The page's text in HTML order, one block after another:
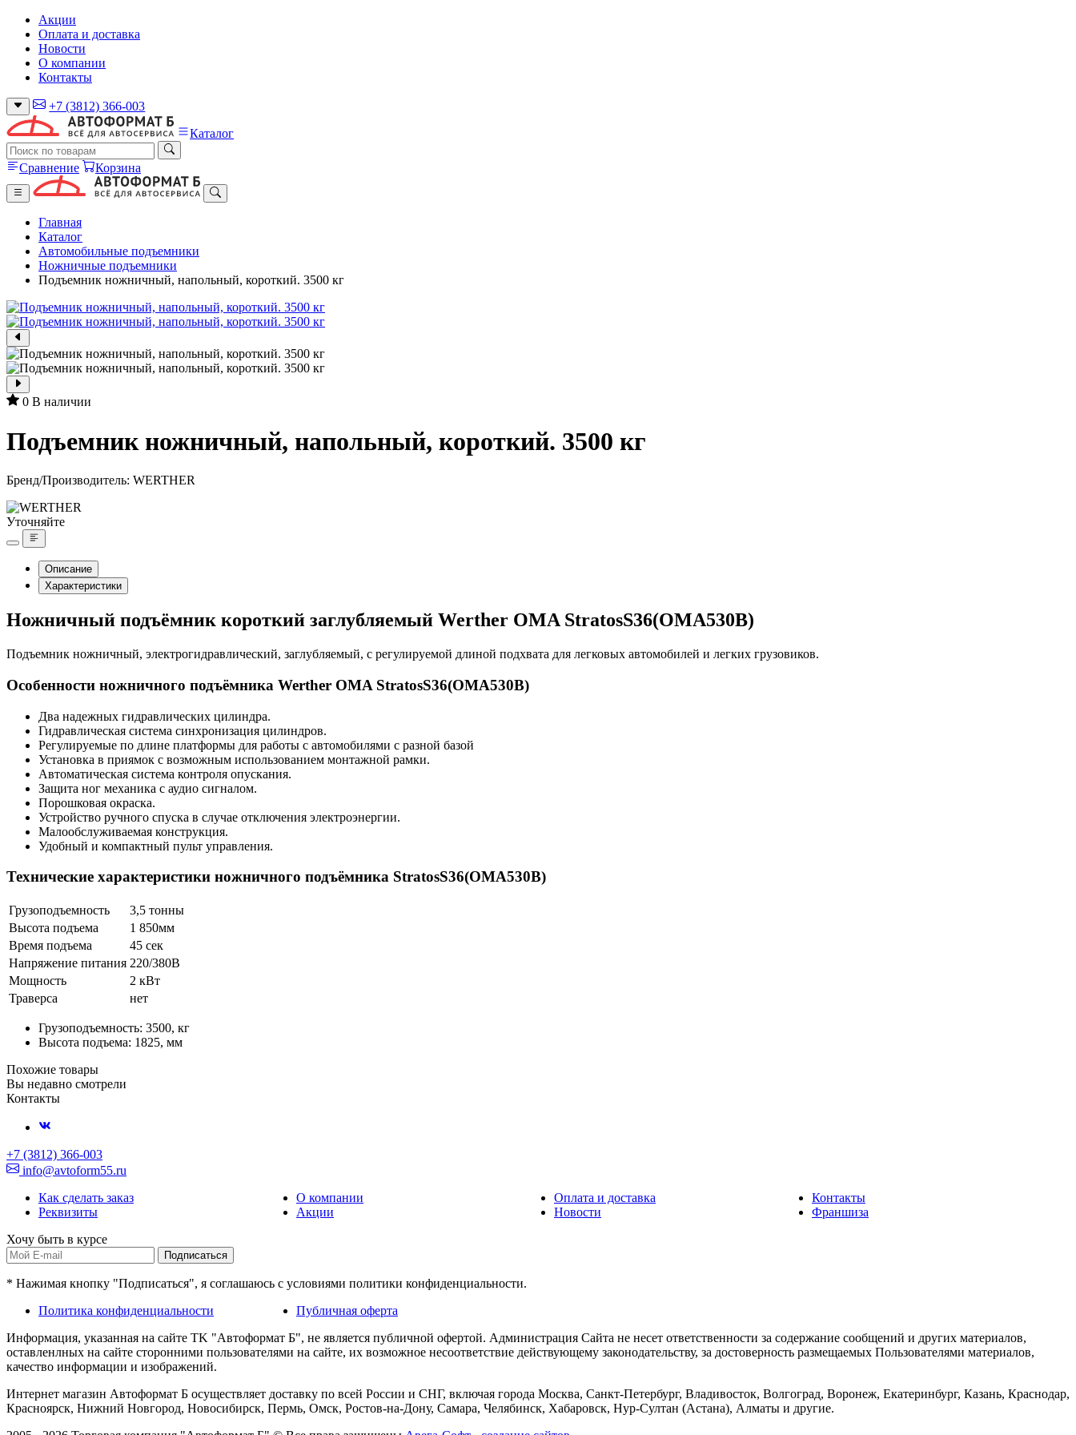
Акции
Оплата и доставка
Новости
О компании
Контакты
+7 (3812) 366-003
Каталог
Сравнение Корзина
Главная
Каталог
Автомобильные подъемники
Ножничные подъемники
Подъемник ножничный, напольный, короткий. 3500 кг
0 В наличии
Подъемник ножничный, напольный, короткий. 3500 кг
Бренд/Производитель: WERTHER
Уточняйте
Описание
Характеристики
Ножничный подъёмник короткий заглубляемый Werther OMA StratosS36(OMA530B)
Подъемник ножничный, электрогидравлический, заглубляемый, с регулируемой длиной подхвата для легковых автомобилей и легких грузовиков.
Особенности ножничного подъёмника Werther OMA StratosS36(OMA530B)
Два надежных гидравлических цилиндра.
Гидравлическая система синхронизация цилиндров.
Регулируемые по длине платформы для работы с автомобилями с разной базой
Установка в приямок с возможным использованием монтажной рамки.
Автоматическая система контроля опускания.
Защита ног механика с аудио сигналом.
Порошковая окраска.
Устройство ручного спуска в случае отключения электроэнергии.
Малообслуживаемая конструкция.
Удобный и компактный пульт управления.
Технические характеристики ножничного подъёмника StratosS36(OMA530B)
Грузоподъемность
3,5 тонны
Высота подъема
1 850мм
Время подъема
45 сек
Напряжение питания 220/380В
Мощность
2 кВт
Траверса
нет
Грузоподъемность: 3500, кг
Высота подъема: 1825, мм
Похожие товары
Вы недавно смотрели
Контакты
+7 (3812) 366-003
info@avtoform55.ru
Как сделать заказ
О компании Оплата и доставка
Контакты
Реквизиты
Акции Новости
Франшиза
Хочу быть в курсе
Подписаться
* Нажимая кнопку "Подписаться", я соглашаюсь с условиями политики конфиденциальности.
Политика конфиденциальности
Публичная оферта
Информация, указанная на сайте TK "Автоформат Б", не является публичной офертой. Администрация Сайта не несет ответственности за содержание сообщений и других материалов,
оставленлных на сайте сторонними пользователями на сайте, их возможное несоответствие действующему законодательству, за достоверность размещаемых Пользователями материалов,
качество информации и изображений.
Интернет магазин Автоформат Б осуществляет доставку по всей России и СНГ, включая города Москва, Санкт-Петербург, Владивосток, Волгоград, Воронеж, Екатеринбург, Казань, Краснодар,
Красноярск, Нижний Новгород, Новосибирск, Пермь, Омск, Ростов-на-Дону, Самара, Челябинск, Хабаровск, Нур-Султан (Астана), Алматы и другие.